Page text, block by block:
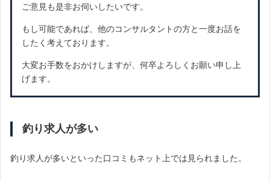
ご意見も是非お伺いしたいです。
もし可能であれば、他のコンサルタントの方と一度お話を
したく考えております。
大変お手数をおかけしますが、何卒よろしくお願い申し上
げます。
釣り求人が多い
釣り求人が多いといった口コミもネット上では見られました。